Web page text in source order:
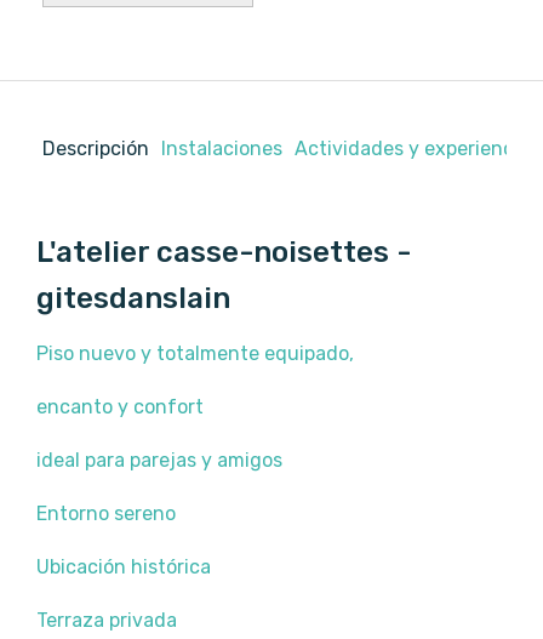
Descripción Instalaciones Actividades y experiencias
L'atelier casse-noisettes -
gitesdanslain
Piso nuevo y totalmente equipado,
encanto y confort
ideal para parejas y amigos
Entorno sereno
Ubicación histórica
Terraza privada